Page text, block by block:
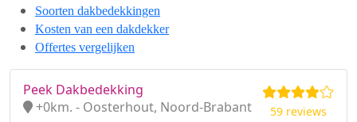
Soorten dakbedekkingen
Kosten van een dakdekker
Offertes vergelijken
Peek Dakbedekking
+0km. - Oosterhout, Noord-Brabant
59 reviews